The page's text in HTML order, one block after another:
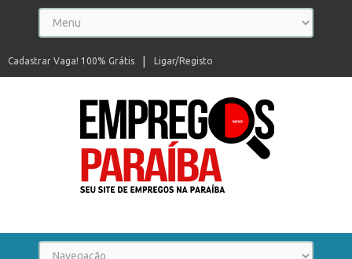
Ligar/Registo
Cadastrar Vaga! 100% Grátis